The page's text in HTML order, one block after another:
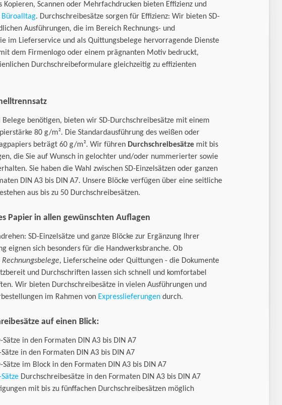
Kopieren, Scannen oder Mehrfachdrucken bieten Effizienz und
Büroalltag. Durchschreibesätze sorgen für Effizienz: Wir bieten SD-
Ausführungen, die im Bereich Rechnungs- und
im Lieferservice und als Quittungsbelege hervorragende Dienste
dem Firmenlogo oder einem prägnanten Motiv bedruckt,
Durchschreibeformulare gleichzeitig zu effizienten
Belege benötigen, bieten wir SD-Durchschreibesätze mit einem
80 g/m². Die Standardausführung des weißen oder
beträgt 60 g/m². Wir führen Durchschreibesätze mit bis
die Sie auf Wunsch in gelochter und/oder nummerierter sowie
Sie haben die Wahl zwischen SD-Einzelsätzen oder ganzen
DIN A3 bis DIN A7. Unsere Blöcke verfügen über eine seitliche
aus bis zu 50 Durchschreibesätzen.
Papier in allen gewünschten Auflagen
SD-Einzelsätze und ganze Blöcke zur Ergänzung Ihrer
eignen sich besonders für die Handwerksbranche. Ob
Rechnungsbelege, Lieferscheine oder Quittungen - die Dokumente
und Durchschriften lassen sich schnell und komfortabel
Wir bieten Durchschreibesätze in vielen Ausführungen und
im Rahmen von Expresslieferungen durch.
auf einen Blick:
Sätze in den Formaten DIN A3 bis DIN A7
in den Formaten DIN A3 bis DIN A7
Sätze im Block in den Formaten DIN A3 bis DIN A7
Durchschreibesätze in den Formaten DIN A3 bis DIN A7
mit bis zu fünffachen Durchschreibesätzen möglich